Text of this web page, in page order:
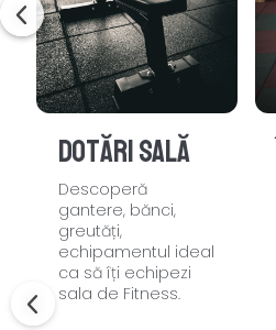
Dotări sală
Descoperă
gantere, bănci,
greutăți,
echipamentul ideal
ca să îți echipezi
sala de Fitness.